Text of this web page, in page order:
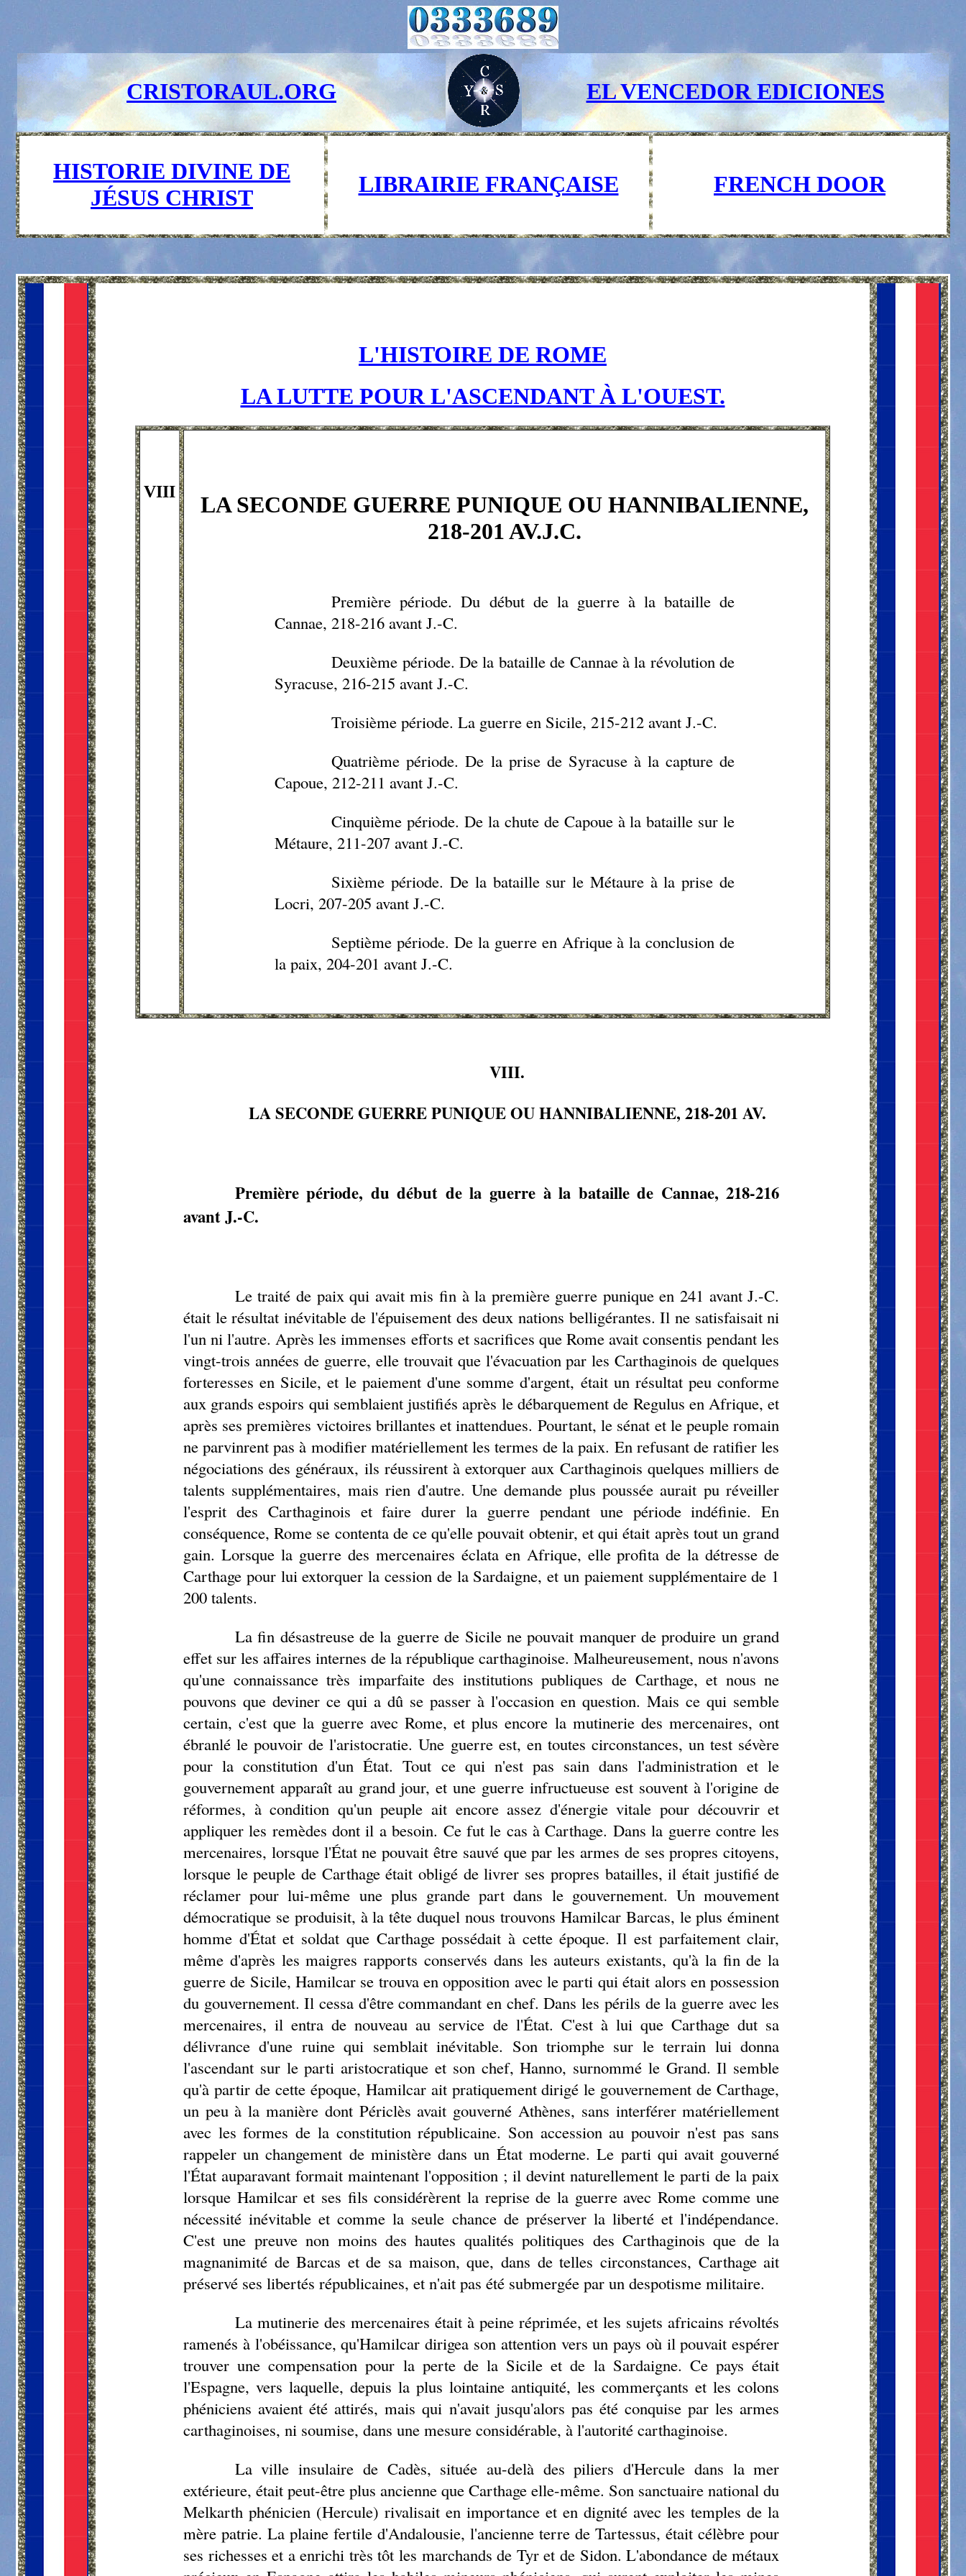
CRISTORAUL.ORG EL VENCEDOR EDICIONES
HISTORIE DIVINE DE
JÉSUS CHRIST
LIBRAIRIE FRANÇAISE FRENCH DOOR
L'HISTOIRE DE ROME
LA LUTTE POUR L'ASCENDANT À L'OUEST.
VIII
LA SECONDE GUERRE PUNIQUE OU HANNIBALIENNE,
218-201 AV.J.C.
Première période. Du début de la guerre à la bataille de
Cannae, 218-216 avant J.-C.
Deuxième période. De la bataille de Cannaeà la révolution de
Syracuse, 216-215 avant J.-C.
Troisième période. La guerre en Sicile, 215-212 avant J.-C.
Quatrième période. De la prise de Syracuse à la capture de
Capoue, 212-211 avant J.-C.
Cinquième période. De la chute de Capoue à la bataille sur le
Métaure, 211-207 avant J.-C.
Sixième période. De la bataille sur le Métaure à la prise de
Locri, 207-205 avant J.-C.
Septième période. De la guerre en Afrique à la conclusion de
la paix, 204-201 avant J.-C.
VIII.
LA SECONDE GUERRE PUNIQUE OU HANNIBALIENNE, 218-201 AV.
Première période, du début de la guerre à la bataille de Cannae, 218-216
avant J.-C.
Le traité de paix qui avait mis fin à la première guerre punique en 241 avant J.-C.
était le résultat inévitable de l'épuisement des deux nations belligérantes. Il ne satisfaisait ni
l'un ni l'autre. Après les immenses efforts et sacrifices que Rome avait consentis pendant les
vingt-trois années de guerre, elle trouvait que l'évacuation par les Carthaginois de quelques
forteresses en Sicile, et le paiement d'une somme d'argent, était un résultat peu conforme
aux grands espoirs qui semblaient justifiés après le débarquement de Regulus en Afrique, et
après ses premières victoires brillantes et inattendues. Pourtant, le sénat et le peuple romain
ne parvinrent pas à modifier matériellement les termes de la paix. En refusant de ratifier les
négociations des généraux, ils réussirent à extorquer aux Carthaginois quelques milliers de
talents supplémentaires, mais rien d'autre. Une demande plus poussée aurait pu réveiller
l'esprit des Carthaginois et faire durer la guerre pendant une période indéfinie. En
conséquence, Rome se contenta de ce qu'elle pouvait obtenir, et qui était après tout un grand
gain. Lorsque la guerre des mercenaires éclata en Afrique, elle profita de la détresse de
Carthage pour lui extorquer la cession de la Sardaigne, et un paiement supplémentaire de 1
200 talents.
La fin désastreuse de la guerre de Sicile ne pouvait manquer de produire un grand
effet sur les affaires internes de la république carthaginoise. Malheureusement, nous n'avons
qu'une connaissance très imparfaite des institutions publiques de Carthage, et nous ne
pouvons que deviner ce qui a dû se passer à l'occasion en question. Mais ce qui semble
certain, c'est que la guerre avec Rome, et plus encore la mutinerie des mercenaires, ont
ébranlé le pouvoir de l'aristocratie. Une guerre est, en toutes circonstances, un test sévère
pour la constitution d'un État. Tout ce qui n'est pas sain dans l'administration et le
gouvernement apparaît au grand jour, et une guerre infructueuse est souvent à l'origine de
réformes, à condition qu'un peuple ait encore assez d'énergie vitale pour découvrir et
appliquer les remèdes dont il a besoin. Ce fut le cas à Carthage. Dans la guerre contre les
mercenaires, lorsque l'État ne pouvait être sauvé que par les armes de ses propres citoyens,
lorsque le peuple de Carthage était obligé de livrer ses propres batailles, il était justifié de
réclamer pour lui-même une plus grande part dans le gouvernement. Un mouvement
démocratique se produisit, à la tête duquel nous trouvons Hamilcar Barcas, le plus éminent
homme d'État et soldat que Carthage possédait à cette époque. Il est parfaitement clair,
même d'après les maigres rapports conservés dans les auteurs existants, qu'à la fin de la
guerre de Sicile, Hamilcar se trouva en opposition avec le parti qui était alors en possession
du gouvernement. Il cessa d'être commandant en chef. Dans les périls de la guerre avec les
mercenaires, il entra de nouveau au service de l'État. C'est à lui que Carthage dut sa
délivrance d'une ruine qui semblait inévitable. Son triomphe sur le terrain lui donna
l'ascendant sur le parti aristocratique et son chef, Hanno, surnommé le Grand. Il semble
qu'à partir de cette époque, Hamilcar ait pratiquement dirigé le gouvernement de Carthage,
un peu à la manière dont Périclès avait gouverné Athènes, sans interférer matériellement
avec les formes de la constitution républicaine. Son accession au pouvoir n'est pas sans
rappeler un changement de ministère dans un État moderne. Le parti qui avait gouverné
l'État auparavant formait maintenant l'opposition ; il devint naturellement le parti de la paix
lorsque Hamilcar et ses fils considérèrent la reprise de la guerre avec Rome comme une
nécessité inévitable et comme la seule chance de préserver la liberté et l'indépendance.
C'est une preuve non moins des hautes qualités politiques des Carthaginois que de la
magnanimité de Barcas et de sa maison, que, dans de telles circonstances, Carthage ait
préservé ses libertés républicaines, et n'ait pas été submergée par un despotisme militaire.
La mutinerie des mercenaires était à peine réprimée, et les sujets africains révoltés
ramenés à l'obéissance, qu'Hamilcar dirigea son attention vers un pays où il pouvait espérer
trouver une compensation pour la perte de la Sicile et de la Sardaigne. Ce pays était
l'Espagne, vers laquelle, depuis la plus lointaine antiquité, les commerçants et les colons
phéniciens avaient été attirés, mais qui n'avait jusqu'alors pas été conquise par les armes
carthaginoises, ni soumise, dans une mesure considérable, à l'autorité carthaginoise.
La ville insulaire de Cadès, située au-delà des piliers d'Hercule dans la mer
extérieure, était peut-être plus ancienne que Carthage elle-même. Son sanctuaire national du
Melkarth phénicien (Hercule) rivalisait en importance et en dignité avec les temples de la
mère patrie. La plaine fertile d'Andalousie, l'ancienne terre de Tartessus, était célèbre pour
ses richesses et a enrichi très tôt les marchands de Tyr et de Sidon. L'abondance de métaux